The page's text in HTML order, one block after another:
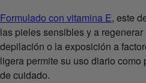
Formulado con vitamina E, este
las pieles sensibles y a
depilación o la exposición a
ligera permite su uso diario como
de cuidado.